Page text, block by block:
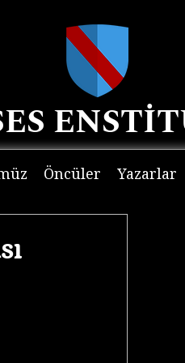
Öncüler Yazarlar